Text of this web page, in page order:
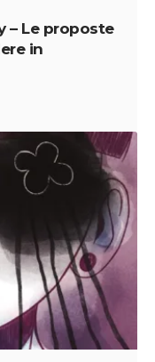
– Le proposte
in